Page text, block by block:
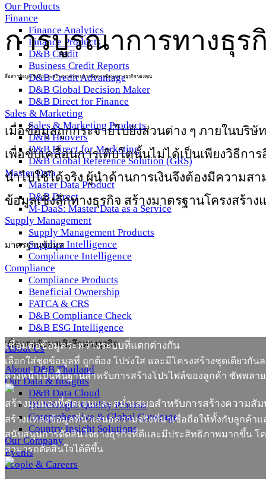
Our Products
Finance
Finance Analytics
Finance Products
D&B Credit
Business Credit Reports
D&B Credit Advantage
D&B Global Decision Maker
D&B Direct for Finance
Sales & Marketing
Sales & Marketing Products
D&B Hoovers
D&B Direct for Marketing
D&B Global Reference Solution (GRS)
Master Data
Master Data Product
D&B Direct
M-DaaS: Master Data as a Service
Supply Management
Supply Management Products
Supplier Intelligence
Compliance Intelligence
Compliance
Compliance Products
Beneficial Ownership
FATCA & CRS
D&B Compliance Check
D&B ESG Intelligence
About Us
About D&B Thailand
Our Data & Insights
D&B Data Cloud
DUNSRight Quality Process
Comprehensive & Global Coverage
Country Insight Solutions
Our Company
Events
People & Careers
การบูรณาการทางธุร
สื่อสารข้อมูลเชิงลึกและสร้างมาตรฐานการจัดการข้อมูลทางธุรกิจของคุณ
เมื่อข้อมูลถูกกระจายไปยังส่วนต่าง ๆ ภายในบริษั
เพื่อขับเคลื่อนการเติบโตนั้นไม่ได้เป็นเพียงวิธีกา
นำไปใช้ได้จริง ผู้นำด้านการเงินจึงต้องมีความสา
ข้อมูลเชิงลึกทางธุรกิจ สร้างมาตรฐานโครงสร้า
มาตรฐานข้อมูล
เชื่อมต่อข้อมูลเชิงลึกทางธุรกิจ
เชื่อมต่อข้อมูลระหว่างระบบที่แตกต่างกัน
เลือกใส่ชุดข้อมูลที่ ถูกต้อง โปร่งใส และมีโครงสร้างชุดเดียวกั
ล่วงหน้าเป็นพื้นฐานสำหรับการสร้างโปรไฟล์ของลูกค้า ซัพพลา
สร้างมุมมองที่ชัดเจนและสม่ำเสมอสำหรับการสร้างความสั
สร้างแหล่งข้อมูลที่นำเสนอความจริงที่น่าเชื่อถือให้ทั้งกับลูกค้า
สนับสนุนการตัดสินใจธางธุรกิจที่ดีและมีประสิทธิภาพมากขึ้น โ
สามารถตัดสินใจได้ดีขึ้น